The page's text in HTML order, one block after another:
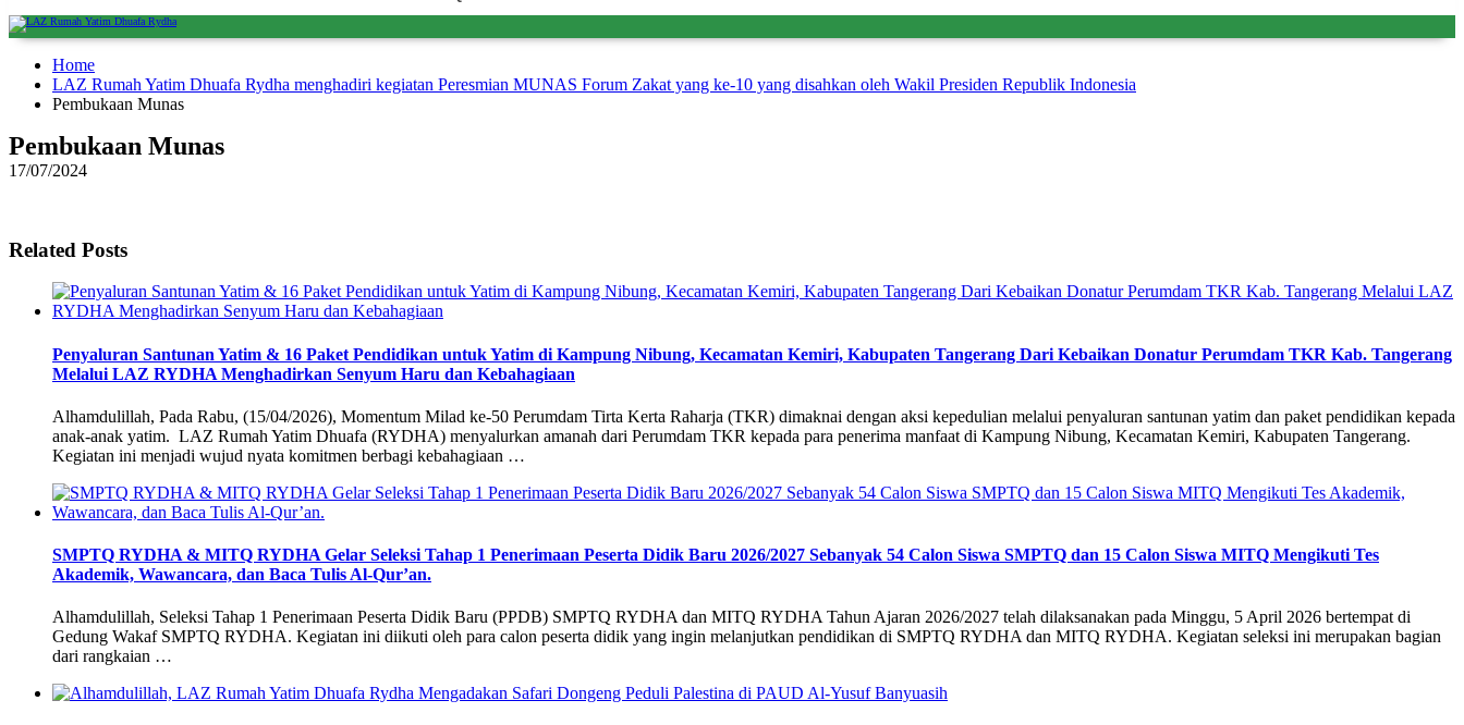
Home
LAZ Rumah Yatim Dhuafa Rydha menghadiri kegiatan Peresmian MUNAS Forum Zakat yang ke-10 yang disahkan oleh Wakil Presiden Republik Indonesia
Pembukaan Munas
Pembukaan Munas
17/07/2024
Related Posts
Penyaluran Santunan Yatim & 16 Paket Pendidikan untuk Yatim di Kampung Nibung, Kecamatan Kemiri, Kabupaten Tangerang Dari Kebaikan Donatur Perumdam TKR Kab. Tangerang
Melalui LAZ RYDHA Menghadirkan Senyum Haru dan Kebahagiaan
Alhamdulillah, Pada Rabu, (15/04/2026), Momentum Milad ke-50 Perumdam Tirta Kerta Raharja (TKR) dimaknai dengan aksi kepedulian melalui penyaluran santunan yatim dan paket pendidikan kepada
anak-anak yatim. LAZ Rumah Yatim Dhuafa (RYDHA) menyalurkan amanah dari Perumdam TKR kepada para penerima manfaat di Kampung Nibung, Kecamatan Kemiri, Kabupaten Tangerang.
Kegiatan ini menjadi wujud nyata komitmen berbagi kebahagiaan …
SMPTQ RYDHA & MITQ RYDHA Gelar Seleksi Tahap 1 Penerimaan Peserta Didik Baru 2026/2027 Sebanyak 54 Calon Siswa SMPTQ dan 15 Calon Siswa MITQ Mengikuti Tes
Akademik, Wawancara, dan Baca Tulis Al-Qur’an.
Alhamdulillah, Seleksi Tahap 1 Penerimaan Peserta Didik Baru (PPDB) SMPTQ RYDHA dan MITQ RYDHA Tahun Ajaran 2026/2027 telah dilaksanakan pada Minggu, 5 April 2026 bertempat di
Gedung Wakaf SMPTQ RYDHA. Kegiatan ini diikuti oleh para calon peserta didik yang ingin melanjutkan pendidikan di SMPTQ RYDHA dan MITQ RYDHA. Kegiatan seleksi ini merupakan bagian
dari rangkaian …